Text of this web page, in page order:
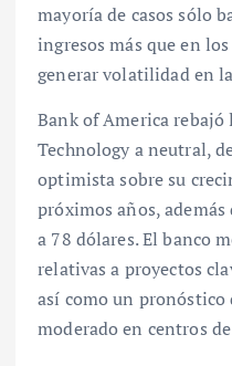
mayoría de casos sólo
ingresos más que en
generar volatilidad en
Bank of America
Technology a neutral,
optimista sobre su
próximos años,
a 78 dólares. El banco
relativas a proyectos
así como un pronóstico
moderado en centros